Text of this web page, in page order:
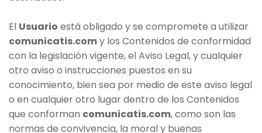
El Usuario está obligado y se compromete a utilizar
comunicatis.comy los Contenidos de conformidad
con la legislación vigente, el Aviso Legal, y cualquier
otro aviso o instrucciones puestos en su
conocimiento, bien sea por medio de este aviso legal
o en cualquier otro lugar dentro de los Contenidos
que conforman comunicatis.com, como son las
normas de convivencia, la moral y buenas